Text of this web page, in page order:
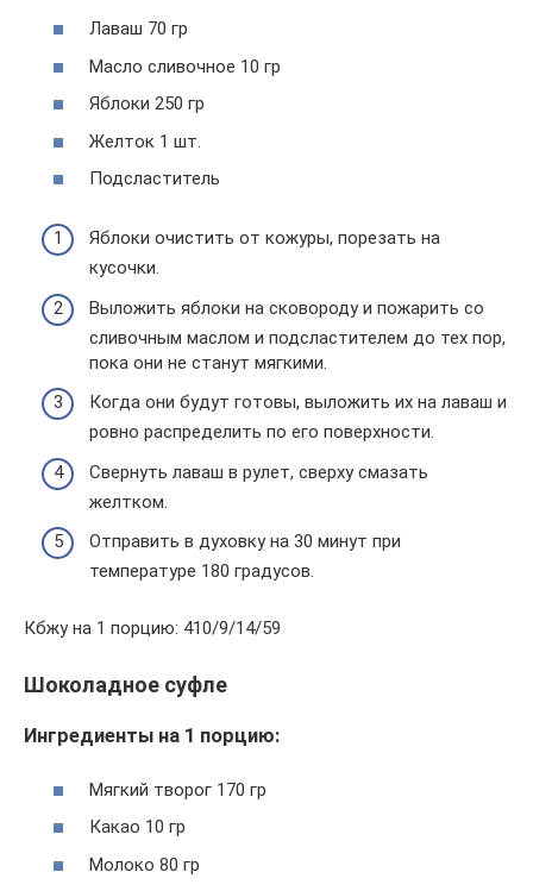
Лаваш 70 гр
Масло сливочное 10 гр
Яблоки 250 гр
Желток 1 шт.
Подсластитель
Яблоки очистить от кожуры, порезать на
кусочки.
Выложить яблоки на сковороду и пожарить со
сливочным маслом и подсластителем до тех пор,
пока они не станут мягкими.
Когда они будут готовы, выложить их на лаваш и
ровно распределить по его поверхности.
Свернуть лаваш в рулет, сверху смазать
желтком.
Отправить в духовку на 30 минут при
температуре 180 градусов.
Кбжу на 1 порцию: 410/9/14/59
Шоколадное суфле
Ингредиенты на 1 порцию:
Мягкий творог 170 гр
Какао 10 гр
Молоко 80 гр